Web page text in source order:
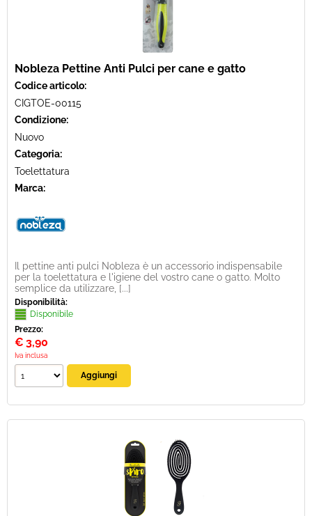
Nobleza Pettine Anti Pulci per cane e gatto
Codice articolo:
CIGTOE-00115
Condizione:
Nuovo
Categoria:
Toelettatura
Marca:
Il pettine anti pulci Nobleza è un accessorio indispensabile
per la toelettatura e l'igiene del vostro cane o gatto. Molto
semplice da utilizzare, [...]
Disponibilità:
Disponibile
Prezzo:
€ 3,90
Iva inclusa